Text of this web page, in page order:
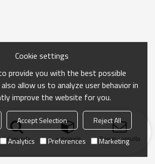
búsqueda categoría Enviar consulta
Cookie settings
provide you with the best possible
allow us to analyze user behavior in
improve the website for you.
Accept Selection
Reject All
Analytics Preferences Marketing